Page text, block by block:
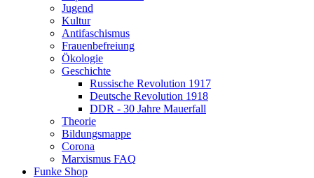
Jugend
Kultur
Antifaschismus
Frauenbefreiung
Ökologie
Geschichte
Russische Revolution 1917
Deutsche Revolution 1918
DDR - 30 Jahre Mauerfall
Theorie
Bildungsmappe
Corona
Marxismus FAQ
Funke Shop